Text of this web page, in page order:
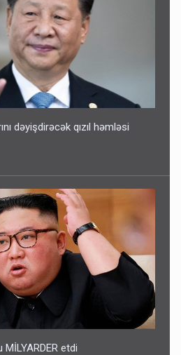
dəyişdirəcək qızıl həmləsi
etdi